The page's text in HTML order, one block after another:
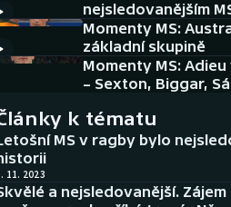
Aplikace ČT sport
AZ kvíz
nejsledovanějším
Momenty MS:
základní skupině
Momenty MS:
– Sexton, Biggar,
k tématu
MS v ragby bylo
11. 2023
a nejsledovanější. Zájem